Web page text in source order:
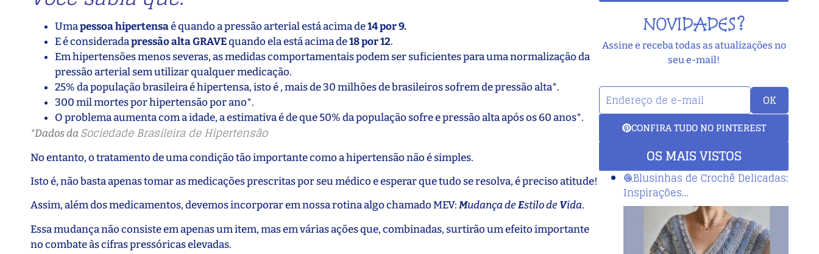
Umapessoa hipertensaé quando a pressão arterial está acima de14 por 9.
E é consideradapressão alta GRAVEquando ela está acima de18 por 12.
Em hipertensões menos severas, as medidas comportamentais podem ser suficientes para uma normalização da
pressão arterial sem utilizar qualquer medicação.
25% da população brasileira é hipertensa, isto é , mais de 30 milhões de brasileiros sofrem de pressão alta*.
300 mil mortes por hipertensão por ano*.
O problema aumenta com a idade, a estimativa é de que 50% da população sofre e pressão alta após os 60 anos*.
*Dados da Sociedade Brasileira de Hipertensão
No entanto, o tratamento de uma condição tão importante como a hipertensão não é simples.
Isto é, não basta apenas tomar as medicações prescritas por seu médico e esperar que tudo se resolva, é preciso atitude!
Assim, além dos medicamentos, devemos incorporar em nossa rotina algo chamado MEV:Mudança deEstilo deVida.
Essa mudança não consiste em apenas um item, mas em várias ações que, combinadas, surtirão um efeito importante
no combate às cifras pressóricas elevadas.
NOVIDADES?
Assine e receba todas as atualizações no
seu e-mail!
OK
CONFIRA TUDO NO PINTEREST
OS MAIS VISTOS
🧶Blusinhas de Crochê Delicadas:
Inspirações…